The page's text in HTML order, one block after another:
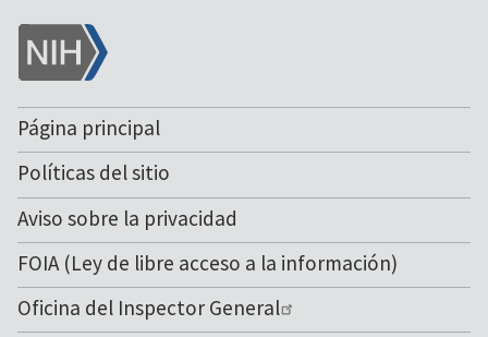
NIH
Página principal
Políticas del sitio
Aviso sobre la privacidad
FOIA (Ley de libre acceso a la información)
Oficina del Inspector General